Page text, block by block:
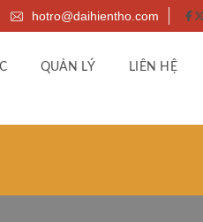
hotro@daihientho.com
QUẢN LÝ LIÊN HỆ